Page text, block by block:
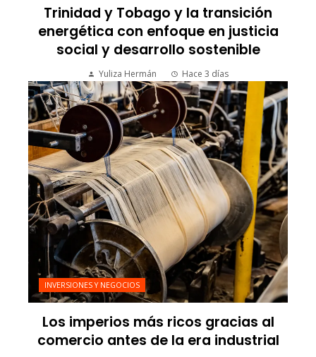
Trinidad y Tobago y la transición
energética con enfoque en justicia
social y desarrollo sostenible
Yuliza Hermán Hace 3 días
INVERSIONES Y NEGOCIOS
Los imperios más ricos gracias al
comercio antes de la era industrial